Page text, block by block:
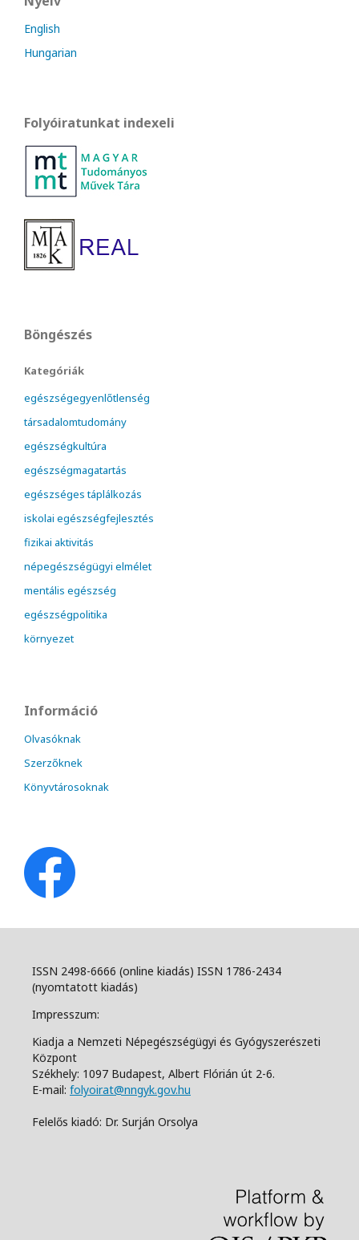
English
Hungarian
Folyóiratunkat indexeli
Böngészés
Kategóriák
egészségegyenlőtlenség
társadalomtudomány
egészségkultúra
egészségmagatartás
egészséges táplálkozás
iskolai egészségfejlesztés
fizikai aktivitás
népegészségügyi elmélet
mentális egészség
egészségpolitika
környezet
Információ
Olvasóknak
Szerzőknek
Könyvtárosoknak
ISSN 2498-6666 (online kiadás) ISSN 1786-2434
(nyomtatott kiadás)
Impresszum:
Kiadja a Nemzeti Népegészségügyi és Gyógyszerészeti
Központ
Székhely: 1097 Budapest, Albert Flórián út 2-6.
E-mail: folyoirat@nngyk.gov.hu
Felelős kiadó: Dr. Surján Orsolya